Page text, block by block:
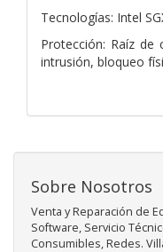
Tecnologías: Intel
Protección: Raíz de
intrusión, bloqueo
Sobre Nosotros
Venta y Reparación de
Software, Servicio
Consumibles, Redes.